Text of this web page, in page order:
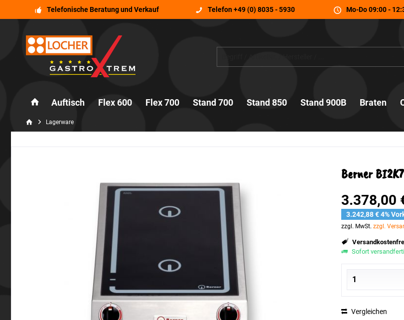
Telefonische Beratung und Verkauf Telefon+49 (0) 8035 - 5930 Mo-Do 09:00 -
Auftisch Flex 600 Flex 700 Stand 700 Stand 850 Stand 900B Braten
Lagerware
Berner
3.378,00
3.242,88 € 4%
zzgl. MwSt. zzgl.
Sofort
Vergleichen